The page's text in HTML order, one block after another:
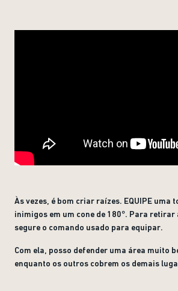
Às vezes, é bom criar raízes. EQUIPE uma
inimigos em um cone de 180°. Para retirar
segure o comando usado para equipar.
Com ela, posso defender uma área muito
enquanto os outros cobrem os demais